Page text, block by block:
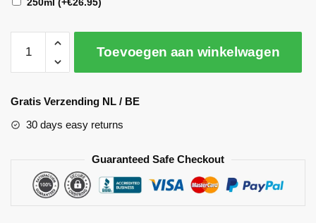
Toevoegen aan winkelwagen
l
e
Gratis Verzending NL / BE
30 days easy returns
Guaranteed Safe Checkout